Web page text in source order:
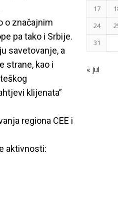
o značajnim
pa tako i Srbije.
savetovanje, a
strane, kao i
klijenata”
regiona CEE i
aktivnosti:
17
24
31
« jul